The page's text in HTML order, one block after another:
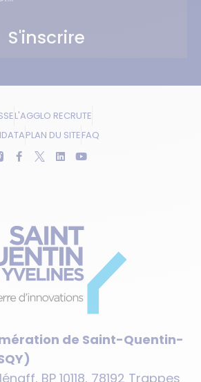
S'inscrire
L'AGGLO RECRUTE
PLAN DU SITEFAQ
de Saint-Quentin-
BP 10118, 78192 Trappes